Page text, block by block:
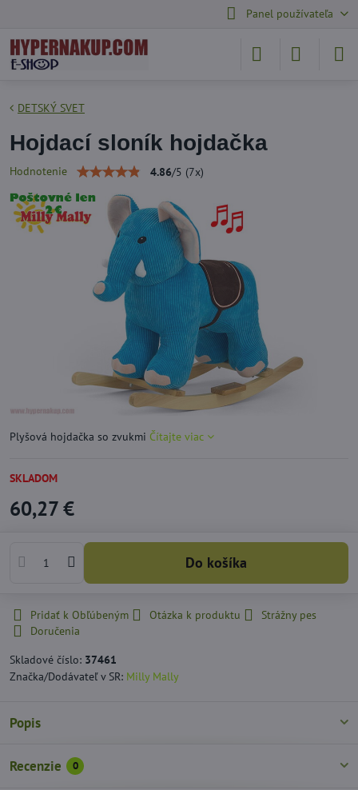
Panel používateľa
DETSKÝ SVET
Hojdací sloník hojdačka
Hodnotenie 4.86/5 (7x)
Plyšová hojdačka so zvukmi Čítajte viac
SKLADOM
60,27 €
Do košíka
Pridať k Obľúbeným Otázka k produktu
Strážny pes
Doručenia
Skladové číslo: 37461
Značka/Dodávateľ v SR: Milly Mally
Popis
Recenzie 0